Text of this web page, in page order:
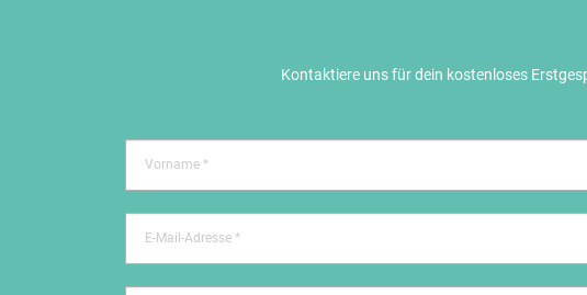
Kontaktiere uns für dein kostenloses